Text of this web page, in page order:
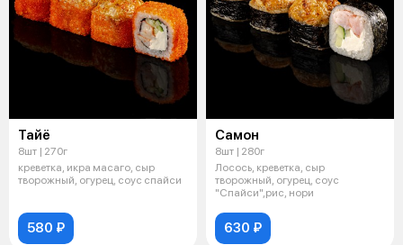
Тайё
8шт | 270г
креветка, икра масаго, сыр
творожный, огурец, соус спайси
580 ₽
Самон
8шт | 280г
Лосось, креветка, сыр
творожный, огурец, соус
"Спайси",рис, нори
630 ₽